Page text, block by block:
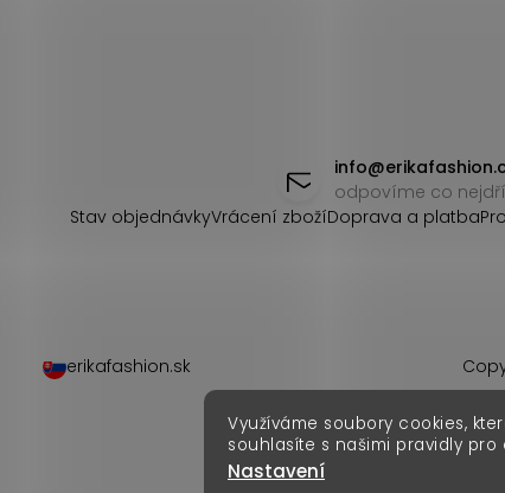
Využíváme soubory cookies,
souhlasíte s našimi pravidly pro
Nastavení
info@
odpovíme co
Stav objednávkyVrácení zbožíDoprava a platba
erikafashion.sk